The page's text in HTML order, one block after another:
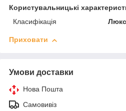
Користувальницькі
Класифікація
Люкс
Приховати
Умови доставки
Нова Пошта
Самовивіз